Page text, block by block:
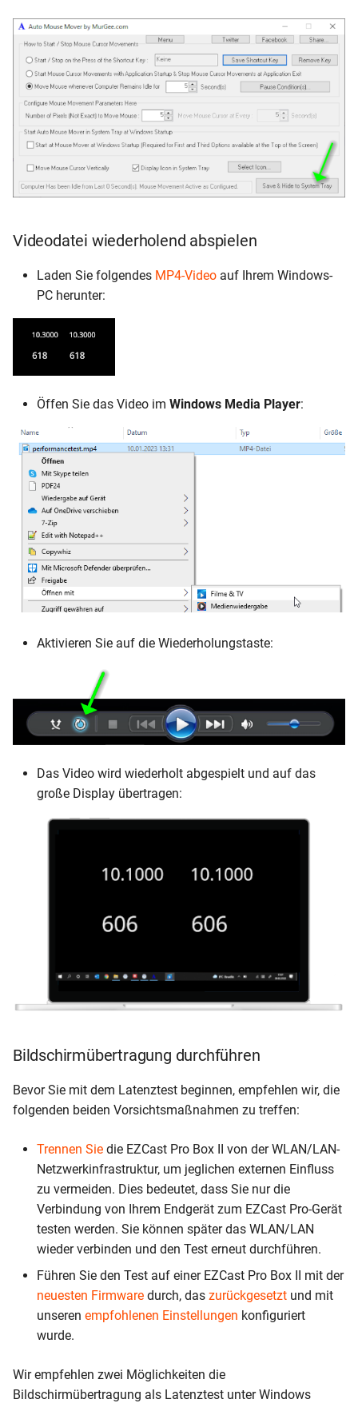
Videodatei wiederholend abspielen
Laden Sie folgendes MP4-Video auf Ihrem Windows-
PC herunter:
Öffen Sie das Video im Windows Media Player:
Aktivieren Sie auf die Wiederholungstaste:
Das Video wird wiederholt abgespielt und auf das
große Display übertragen:
Bildschirmübertragung durchführen
Bevor Sie mit dem Latenztest beginnen, empfehlen wir, die
folgenden beiden Vorsichtsmaßnahmen zu treffen:
Trennen Sie die EZCast Pro Box II von der WLAN/LAN-
Netzwerkinfrastruktur, um jeglichen externen Einfluss
zu vermeiden. Dies bedeutet, dass Sie nur die
Verbindung von Ihrem Endgerät zum EZCast Pro-Gerät
testen werden. Sie können später das WLAN/LAN
wieder verbinden und den Test erneut durchführen.
Führen Sie den Test auf einer EZCast Pro Box II mit der
neuesten Firmware durch, das zurückgesetzt und mit
unseren empfohlenen Einstellungen konfiguriert
wurde.
Wir empfehlen zwei Möglichkeiten die
Bildschirmübertragung als Latenztest unter Windows